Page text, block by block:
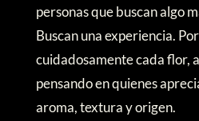
personas que buscan algo
Buscan una experiencia.
cuidadosamente cada flor,
pensando en quienes
aroma, textura y origen.